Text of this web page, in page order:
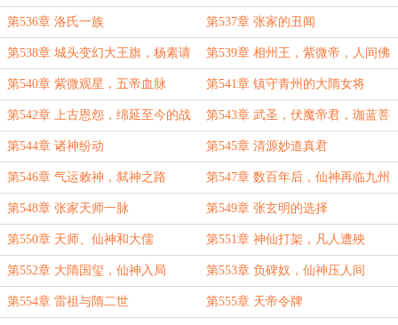
第536章 洛氏一族 第537章 张家的丑闻
第538章 城头变幻大王旗，杨素请
命
第539章 相州王，紫微帝，人间佛
第540章 紫微观星，五帝血脉 第541章 镇守青州的大隋女将
第542章 上古恩怨，绵延至今的战
争
第543章 武圣，伏魔帝君，珈蓝菩
萨
第544章 诸神纷动 第545章 清源妙道真君
第546章 气运敕神，弑神之路 第547章 数百年后，仙神再临九州
第548章 张家天师一脉 第549章 张玄明的选择
第550章 天师、仙神和大儒 第551章 神仙打架，凡人遭殃
第552章 大隋国玺，仙神入局 第553章 负碑奴，仙神压人间
第554章 雷祖与隋二世 第555章 天帝令牌